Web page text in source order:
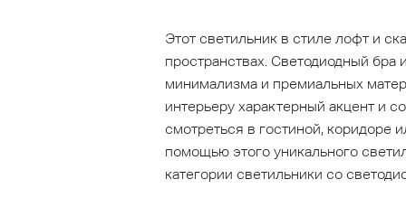
Этот светильник в стиле лофт и
пространствах. Светодиодный
минимализма и премиальных
интерьеру характерный акцент и
смотреться в гостиной,
помощью этого уникального
категории светильники со